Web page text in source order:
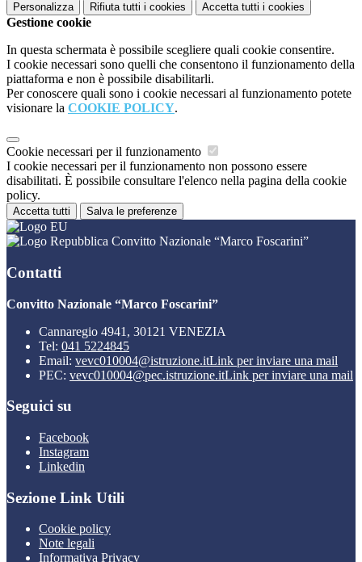
Personalizza Rifiuta tutti i cookies Accetta tutti i cookies
Gestione cookie
In questa schermata è possibile scegliere quali cookie consentire.
I cookie necessari sono quelli che consentono il funzionamento della
piattaforma e non è possibile disabilitarli.
Per conoscere quali sono i cookie necessari al funzionamento potete
visionare la COOKIE POLICY.
Cookie necessari per il funzionamento
I cookie necessari per il funzionamento non possono essere
disabilitati. È possibile consultare l'elenco nella pagina della cookie
policy.
Accetta tutti Salva le preferenze
Convitto Nazionale “Marco Foscarini”
Contatti
Convitto Nazionale “Marco Foscarini”
Cannaregio 4941, 30121 VENEZIA
Tel: 041 5224845
Email: vevc010004@istruzione.itLink per inviare una mail
PEC: vevc010004@pec.istruzione.itLink per inviare una mail
Seguici su
Facebook
Instagram
Linkedin
Sezione Link Utili
Cookie policy
Note legali
Informativa Privacy